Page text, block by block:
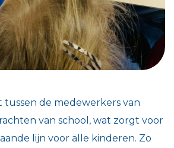
tussen de medewerkers van
van school, wat zorgt voor
lijn voor alle kinderen. Zo